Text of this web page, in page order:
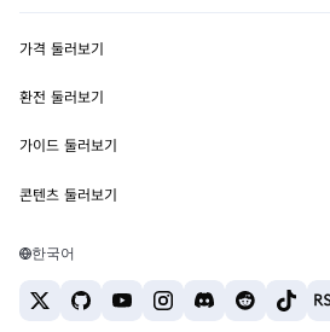
MetaMask Connect
Snaps
웹3 서비스
보안
고객 지원
채용
가격 둘러보기
이더리움 가격
솔라나 가격
테더 가격
환전 둘러보기
ETH를 USD로 환전
USDT를 INR로 환전
BTC를 INR로 환전
ETH를 USDT로 환전
가이드 둘러보기
ETH 매수
USDT 매수
콘텐츠 둘러보기
솔라나 지갑
한국어